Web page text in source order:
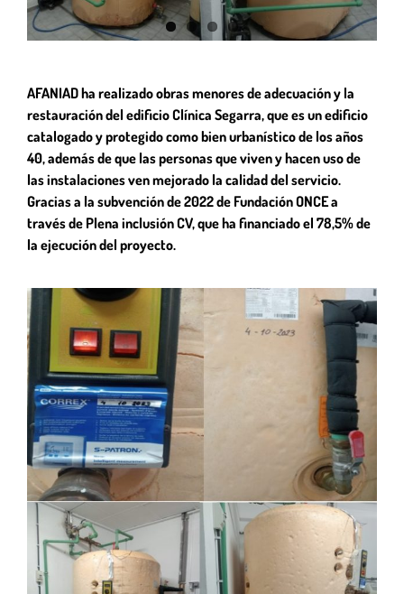
AFANIAD ha realizado obras menores de adecuación y la
restauración del edificio Clínica Segarra, que es un edificio
catalogado y protegido como bien urbanístico de los años
40, además de que las personas que viven y hacen uso de
las instalaciones ven mejorado la calidad del servicio.
Gracias a la subvención de 2022 de Fundación ONCE a
través de Plena inclusión CV, que ha financiado el 78,5% de
la ejecución del proyecto.